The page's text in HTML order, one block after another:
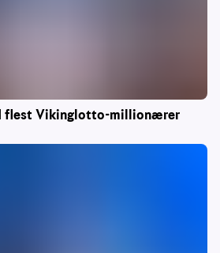
flest Vikinglotto-millionærer